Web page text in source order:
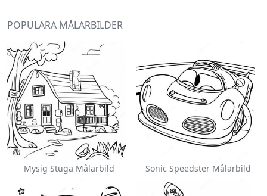
POPULÄRA MÅLARBILDER
Mysig Stuga Målarbild Sonic Speedster Målarbild